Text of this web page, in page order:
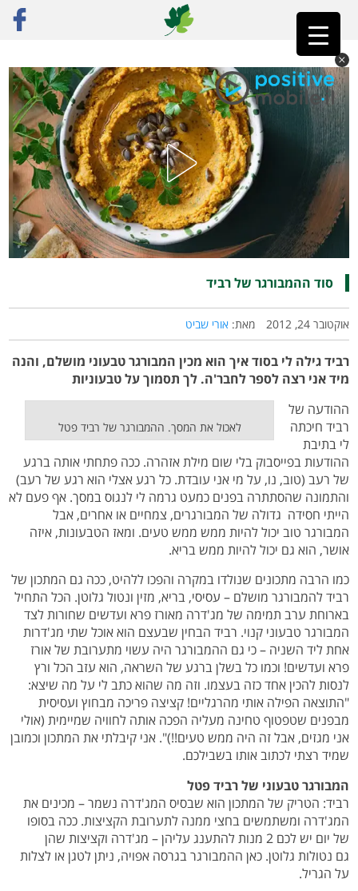
ראשי»פוסט נבחר סוד ההמבורגר של רביד
סוד ההמבורגר של רביד
אוקטובר 24, 2012 מאת: אורי שביט
רביד גילה לי בסוד איך הוא מכין המבורגר טבעוני מושלם, והנה
מיד אני רצה לספר לחבר'ה. לך תסמוך על טבעוניות
לאכול את המסך. ההמבורגר של רביד פטל
ההודעה של
רביד חיכתה
לי בתיבת
ההודעות בפייסבוק בלי שום מילת אזהרה. ככה פתחתי אותה ברגע
של רעב (טוב, נו, על מי אני עובדת. כל רגע אצלי הוא רגע של רעב)
והתמונה שהסתתרה בפנים כמעט גרמה לי לנגוס במסך. אף פעם לא
הייתי חסידה גדולה של המבורגרים, צמחיים או אחרים, אבל
המבורגר טוב יכול להיות ממש ממש טעים. ומאז הטבעונות, איזה
אושר, הוא גם יכול להיות ממש בריא.
כמו הרבה מתכונים שנולדו במקרה והפכו ללהיט, ככה גם המתכון של
רביד להמבורגר מושלם – עסיסי, בריא, מזין ונטול גלוטן. הכל התחיל
בארוחת ערב תמימה של מג'דרה מאורז פרא ועדשים שחורות לצד
המבורגר טבעוני קנוי. רביד הבחין שבעצם הוא אוכל שתי מג'דרות
אחת ליד השניה – כי גם ההמבורגר היה עשוי מתערובת של אורז
פרא ועדשים! וכמו כל בשלן ברגע של השראה, הוא עזב הכל ורץ
לנסות להכין אחד כזה בעצמו. וזה מה שהוא כתב לי על מה שיצא:
"התוצאה הפילה אותי מהרגליים! קציצה פריכה מבחוץ ועסיסית
מבפנים שטפטוף טחינה מעליה הפכה אותה לחוויה שמיימית (אולי
אני מגזים, אבל זה היה ממש טעים!!)". אני קיבלתי את המתכון וכמובן
שמיד רצתי לכתוב אותו בשבילכם.
המבורגר טבעוני של רביד פטל
רביד: הטריק של המתכון הוא שבסיס המג'דרה נשמר – מכינים את
המג'דרה ומשתמשים בחצי ממנה לתערובת הקציצות. ככה בסופו
של יום יש לכם 2 מנות להתענג עליהן – מג'דרה וקציצות שהן
גם נטולות גלוטן. כאן ההמבורגר בגרסה אפויה, ניתן לטגן או לצלות
על הגריל.